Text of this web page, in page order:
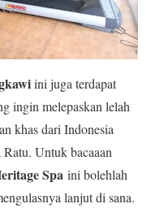
ini juga terdapat
ingin melepaskan lelah
khas dari Indonesia
Untuk bacaaan
Spa ini bolehlah
lanjut di sana.